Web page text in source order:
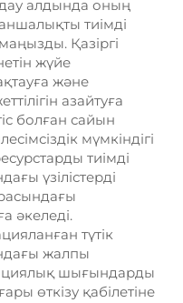
алдында оның
тиімді
Қазіргі
жүйе
және
азайтуға
болған сайын
мүмкіндігі
тиімді
үзілістерді
әкеледі.
түтік
жалпы
шығындарды
өткізу қабілетіне